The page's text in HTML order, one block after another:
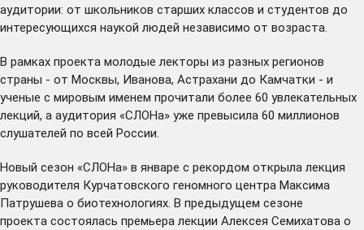
аудитории: от школьников старших классов и студентов до
интересующихся наукой людей независимо от возраста.
В рамках проекта молодые лекторы из разных регионов
страны - от Москвы, Иванова, Астрахани до Камчатки - и
ученые с мировым именем прочитали более 60 увлекательных
лекций, а аудитория «СЛОНа» уже превысила 60 миллионов
слушателей по всей России.
Новый сезон «СЛОНа» в январе с рекордом открыла лекция
руководителя Курчатовского геномного центра Максима
Патрушева о биотехнологиях. В предыдущем сезоне
проекта состоялась премьера лекции Алексея Семихатова о